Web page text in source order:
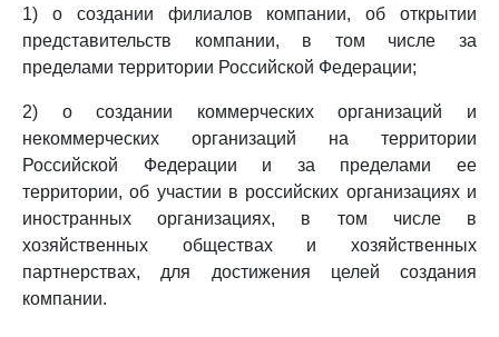
1) о создании филиалов компании, об открытии
представительств компании, в том числе за
пределами территории Российской Федерации;
2) о создании коммерческих организаций и
некоммерческих организаций на территории
Российской Федерации и за пределами ее
территории, об участии в российских организациях и
иностранных организациях, в том числе в
хозяйственных обществах и хозяйственных
партнерствах, для достижения целей создания
компании.